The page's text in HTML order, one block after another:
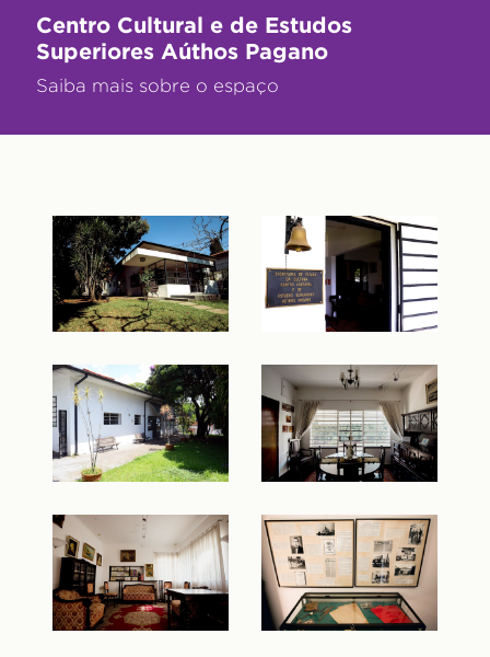
Centro Cultural e de Estudos
Superiores Aúthos Pagano
Saiba mais sobre o espaço